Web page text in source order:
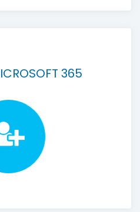
365